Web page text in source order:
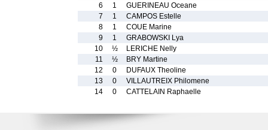
6
1
GUERINEAU Oceane
7
1
CAMPOS Estelle
8
1
COUE Marine
9
1
GRABOWSKI Lya
10
½
LERICHE Nelly
11
½
BRY Martine
12
0
DUFAUX Theoline
13
0
VILLAUTREIX Philomene
14
0 CATTELAIN Raphaelle